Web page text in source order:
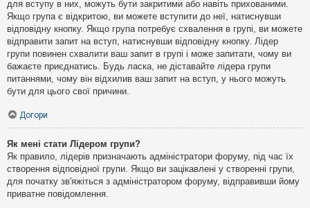
для вступу в них, можуть бути закритими або навіть прихованими.
Якщо група є відкритою, ви можете вступити до неї, натиснувши
відповідну кнопку. Якщо група потребує схвалення в групі, ви можете
відправити запит на вступ, натиснувши відповідну кнопку. Лідер
групи повинен схвалити ваш запит в групі і може запитати, чому ви
бажаєте приєднатись. Будь ласка, не діставайте лідера групи
питаннями, чому він відхилив ваш запит на вступ, у нього можуть
бути для цього свої причини.
Догори
Як мені стати Лідером групи?
Як правило, лідерів призначають адміністратори форуму, під час їх
створення відповідної групи. Якщо ви зацікавлені у створенні групи,
для початку зв'яжіться з адміністратором форуму, відправивши йому
приватне повідомлення.